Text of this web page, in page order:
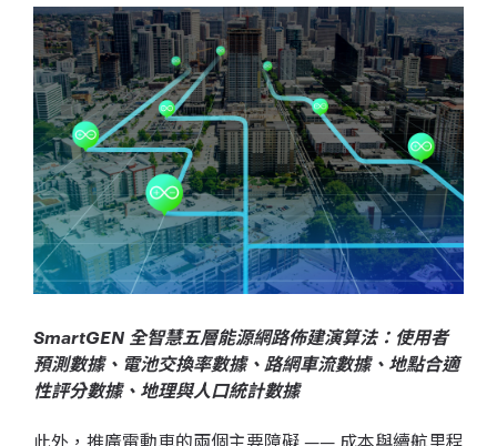
SmartGEN 全智慧五層能源網路佈建演算法：使用者
預測數據、電池交換率數據、路網車流數據、地點合適
性評分數據、地理與人口統計數據
此外，推廣電動車的兩個主要障礙 —— 成本與續航里程